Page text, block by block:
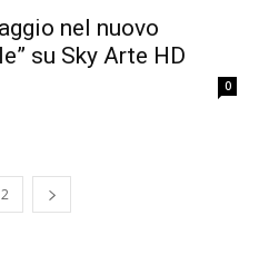
nel nuovo
su Sky Arte HD
0
2